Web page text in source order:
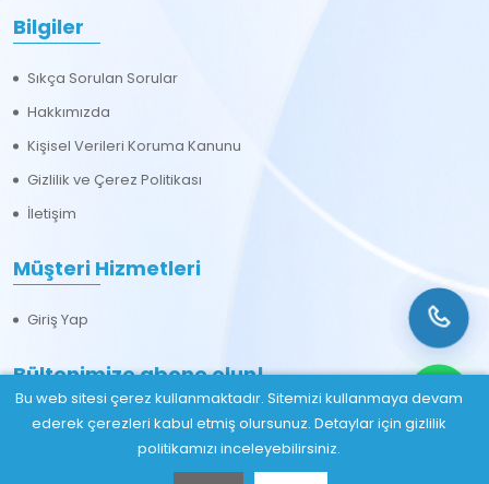
Bu web sitesi çerez kullanmaktadır. Sitemizi kullanmaya devam
ederek çerezleri kabul etmiş olursunuz. Detaylar için gizlilik
politikamızı inceleyebilirsiniz.
Bilgiler
Sıkça Sorulan Sorular
Hakkımızda
Kişisel Verileri Koruma Kanunu
Gizlilik ve Çerez Politikası
İletişim
Müşteri Hizmetleri
Giriş Yap
Bültenimize abone olun!